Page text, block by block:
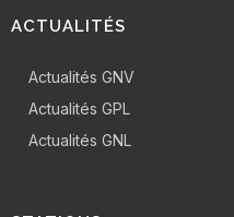
ACTUALITÉS
Actualités GNV
Actualités GPL
Actualités GNL